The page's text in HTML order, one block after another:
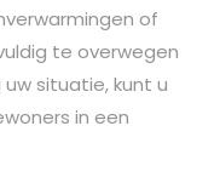
of
te overwegen
situatie, kunt u
in een